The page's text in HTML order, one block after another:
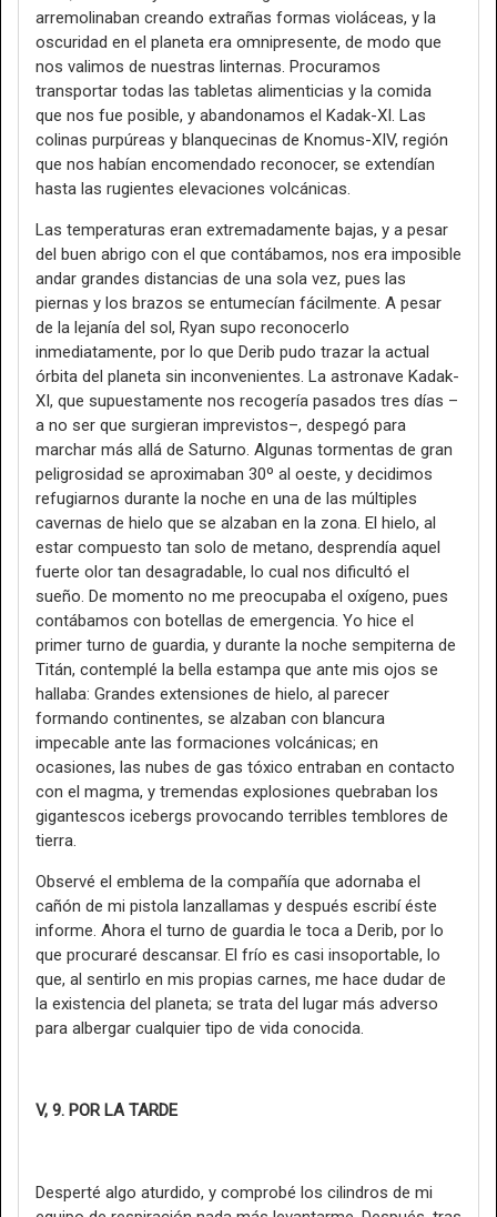
arremolinaban creando extrañas formas violáceas, y la
oscuridad en el planeta era omnipresente, de modo que
nos valimos de nuestras linternas. Procuramos
transportar todas las tabletas alimenticias y la comida
que nos fue posible, y abandonamos el Kadak-XI. Las
colinas purpúreas y blanquecinas de Knomus-XIV, región
que nos habían encomendado reconocer, se extendían
hasta las rugientes elevaciones volcánicas.
Las temperaturas eran extremadamente bajas, y a pesar
del buen abrigo con el que contábamos, nos era imposible
andar grandes distancias de una sola vez, pues las
piernas y los brazos se entumecían fácilmente. A pesar
de la lejanía del sol, Ryan supo reconocerlo
inmediatamente, por lo que Derib pudo trazar la actual
órbita del planeta sin inconvenientes. La astronave Kadak-
XI, que supuestamente nos recogería pasados tres días –
a no ser que surgieran imprevistos–, despegó para
marchar más allá de Saturno. Algunas tormentas de gran
peligrosidad se aproximaban 30º al oeste, y decidimos
refugiarnos durante la noche en una de las múltiples
cavernas de hielo que se alzaban en la zona. El hielo, al
estar compuesto tan solo de metano, desprendía aquel
fuerte olor tan desagradable, lo cual nos dificultó el
sueño. De momento no me preocupaba el oxígeno, pues
contábamos con botellas de emergencia. Yo hice el
primer turno de guardia, y durante la noche sempiterna de
Titán, contemplé la bella estampa que ante mis ojos se
hallaba: Grandes extensiones de hielo, al parecer
formando continentes, se alzaban con blancura
impecable ante las formaciones volcánicas; en
ocasiones, las nubes de gas tóxico entraban en contacto
con el magma, y tremendas explosiones quebraban los
gigantescos icebergs provocando terribles temblores de
tierra.
Observé el emblema de la compañía que adornaba el
cañón de mi pistola lanzallamas y después escribí éste
informe. Ahora el turno de guardia le toca a Derib, por lo
que procuraré descansar. El frío es casi insoportable, lo
que, al sentirlo en mis propias carnes, me hace dudar de
la existencia del planeta; se trata del lugar más adverso
para albergar cualquier tipo de vida conocida.
V, 9. POR LA TARDE
Desperté algo aturdido, y comprobé los cilindros de mi